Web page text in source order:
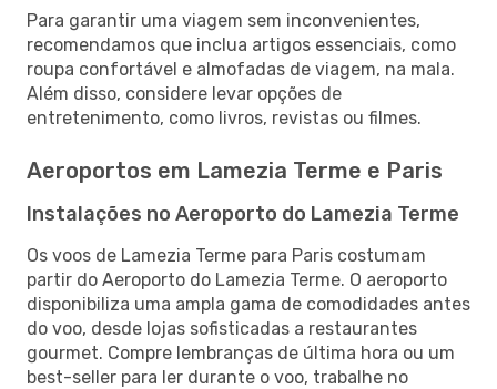
Para garantir uma viagem sem inconvenientes,
recomendamos que inclua artigos essenciais, como
roupa confortável e almofadas de viagem, na mala.
Além disso, considere levar opções de
entretenimento, como livros, revistas ou filmes.
Aeroportos em Lamezia Terme e Paris
Instalações no Aeroporto do Lamezia Terme
Os voos de Lamezia Terme para Paris costumam
partir do Aeroporto do Lamezia Terme. O aeroporto
disponibiliza uma ampla gama de comodidades antes
do voo, desde lojas sofisticadas a restaurantes
gourmet. Compre lembranças de última hora ou um
best-seller para ler durante o voo, trabalhe no